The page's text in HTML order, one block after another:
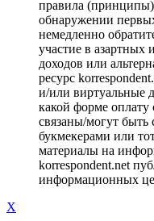
правила
обнаружении
немедленно
участие в азартных
доходов или
ресурс
и/или виртуальные
какой форме оплату
связаны/могут быть
букмекерами или
материалы на
korrespondent.net
информационных
X